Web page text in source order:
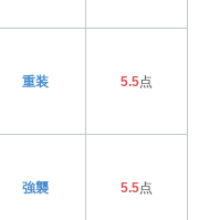
重装 5.5点
強襲 5.5点